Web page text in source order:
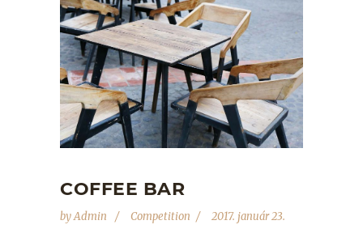
COFFEE BAR
byAdmin Competition 2017. január 23.